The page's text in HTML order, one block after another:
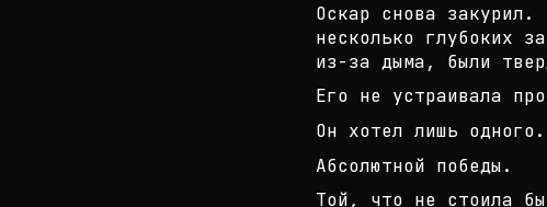
Оскар снова закурил.
несколько глубоких
из-за дыма, были
Его не устраивала
Он хотел лишь одного.
Абсолютной победы.
Той, что не стоила